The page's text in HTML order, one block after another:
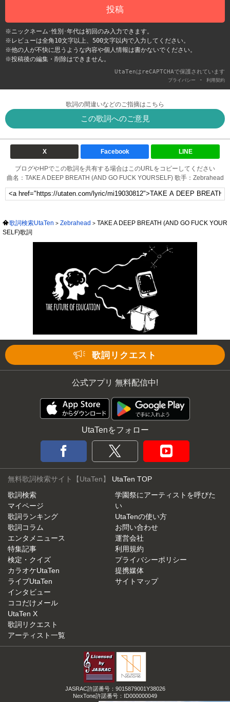
投稿
※ニックネーム･性別･年代は初回のみ入力できます。
※レビューは全角10文字以上、500文字以内で入力してください。
※他の人が不快に思うような内容や個人情報は書かないでください。
※投稿後の編集・削除はできません。
UtaTenはreCAPTCHAで保護されています
プライバシー - 利用契約
歌詞の間違いなどのご指摘はこちら
この歌詞へのご意見
X Facebook LINE
ブログやHPでこの歌詞を共有する場合はこのURLをコピーしてください
曲名：TAKE A DEEP BREATH (AND GO FUCK YOURSELF) 歌手：Zebrahead
歌詞検索UtaTen Zebrahead
TAKE A DEEP BREATH (AND GO FUCK YOUR
SELF)歌詞
歌詞リクエスト
公式アプリ 無料配信中!
UtaTenをフォロー
無料歌詞検索サイト【UtaTen】 UtaTen TOP
歌詞検索
マイページ
歌詞ランキング
歌詞コラム
エンタメニュース
特集記事
検定・クイズ
カラオケUtaTen
ライブUtaTen
インタビュー
ココだけメール
UtaTen X
歌詞リクエスト
アーティスト一覧
学園祭にアーティストを呼びた
い
UtaTenの使い方
お問い合わせ
運営会社
利用規約
プライバシーポリシー
提携媒体
サイトマップ
JASRAC許諾番号：9015879001Y38026
NexTone許諾番号：ID000000049